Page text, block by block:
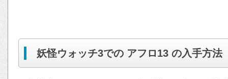
妖怪ウォッチ3での アフロ13 の入手方法